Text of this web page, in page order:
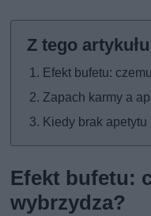
Efekt bufetu:
Zapach karmy a
Kiedy brak
Efekt bufetu:
wybrzydza?